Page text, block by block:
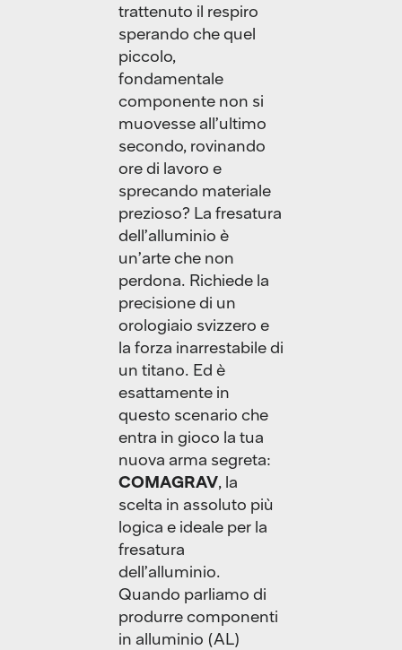
trattenuto il respiro
sperando che quel
piccolo,
fondamentale
componente non si
muovesse all’ultimo
secondo, rovinando
ore di lavoro e
sprecando materiale
prezioso? La fresatura
dell’alluminio è
un’arte che non
perdona. Richiede la
precisione di un
orologiaio svizzero e
la forza inarrestabile di
un titano. Ed è
esattamente in
questo scenario che
entra in gioco la tua
nuova arma segreta:
COMAGRAV, la
scelta in assoluto più
logica e ideale per la
fresatura
dell’alluminio.
Quando parliamo di
produrre componenti
in alluminio (AL)